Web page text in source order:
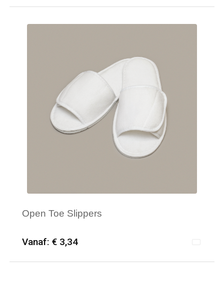
Minimale afname: 50
Merk: Kariban
Open Toe Slippers
Vanaf: € 3,34
Minimale afname: 25